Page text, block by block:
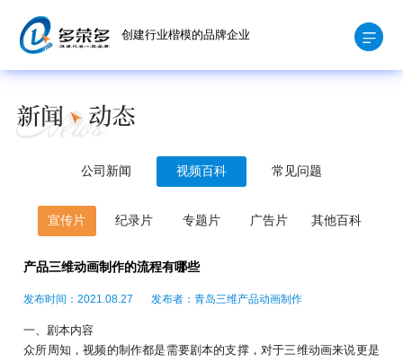
创建行业楷模的品牌企业
公司新闻 视频百科 常见问题
宣传片 纪录片 专题片 广告片 其他百科
产品三维动画制作的流程有哪些
发布时间：2021.08.27 发布者：青岛三维产品动画制作
一、剧本内容
众所周知，视频的制作都是需要剧本的支撑，对于三维动画来说更是